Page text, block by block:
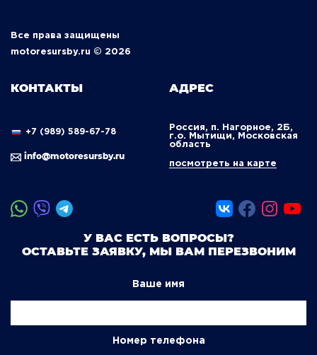
Все права защищены
motoresursby.ru © 2026
КОНТАКТЫ
+7 (989) 589-67-78
info@motoresursby.ru
АДРЕС
Россия, п. Нагорное, 2Б,
г.о. Мытищи, Московская
область
посмотреть на карте
У ВАС ЕСТЬ ВОПРОСЫ?
ОСТАВЬТЕ ЗАЯВКУ, МЫ ВАМ ПЕРЕЗВОНИМ
Ваше имя
Номер телефона